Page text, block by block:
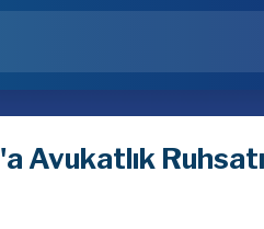
Avukatlık